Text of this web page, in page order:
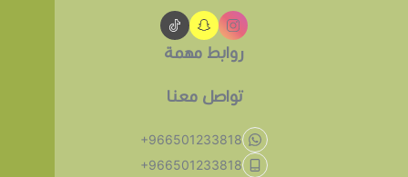
روابط مهمة
تواصل معنا
+966501233818
+966501233818